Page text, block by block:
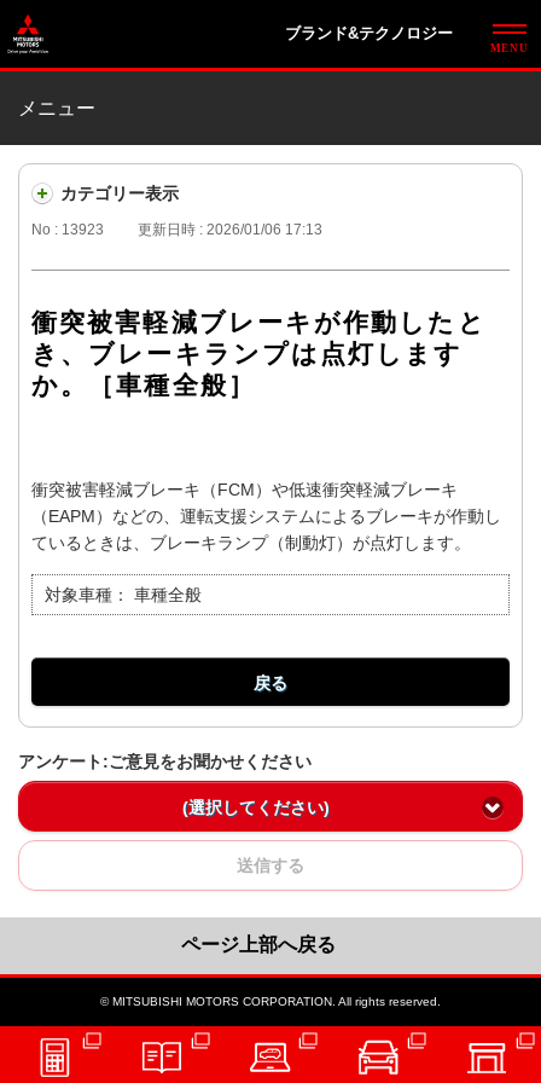
ブランド&テクノロジー
メニュー
カテゴリー表示
No : 13923 更新日時 : 2026/01/06 17:13
衝突被害軽減ブレーキが作動したと
き、ブレーキランプは点灯します
か。［車種全般］
衝突被害軽減ブレーキ（FCM）や低速衝突軽減ブレーキ
（EAPM）などの、運転支援システムによるブレーキが作動し
ているときは、ブレーキランプ（制動灯）が点灯します。
対象車種： 車種全般
戻る
アンケート:ご意見をお聞かせください
(選択してください)
送信する
ページ上部へ戻る
© MITSUBISHI MOTORS CORPORATION. All rights reserved.